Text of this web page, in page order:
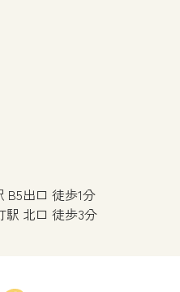
B5出口 徒歩1分
駅 北口 徒歩3分